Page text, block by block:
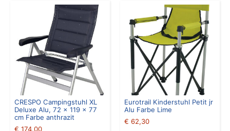
CRESPO Campingstuhl XL
Deluxe Alu, 72 x 119 x 77
cm Farbe anthrazit
€ 174,00
Eurotrail Kinderstuhl Petit jr
Alu Farbe Lime
€ 62,30